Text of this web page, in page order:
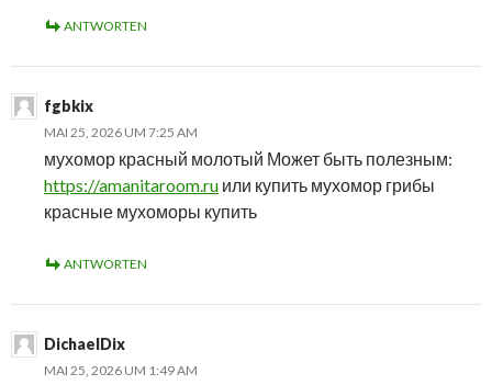
ANTWORTEN
fgbkix
MAI 25, 2026 UM 7:25 AM
мухомор красный молотый Может быть полезным:
https://amanitaroom.ru или купить мухомор грибы
красные мухоморы купить
ANTWORTEN
DichaelDix
MAI 25, 2026 UM 1:49 AM